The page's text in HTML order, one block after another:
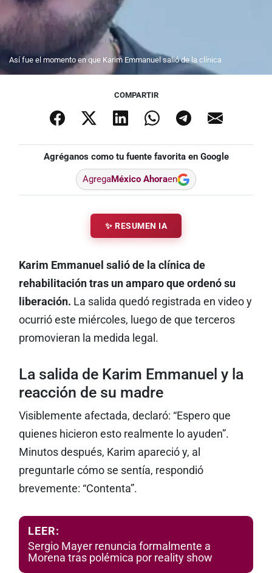
Así fue el momento en que Karim Emmanuel salió de la clínica
COMPARTIR
Agréganos como tu fuente favorita en Google
AgregaMéxico Ahoraen
✨ RESUMEN IA
Karim Emmanuel salió de la clínica de
rehabilitación tras un amparo que ordenó su
liberación. La salida quedó registrada en video y
ocurrió este miércoles, luego de que terceros
promovieran la medida legal.
La salida de Karim Emmanuel y la
reacción de su madre
Visiblemente afectada, declaró: “Espero que
quienes hicieron esto realmente lo ayuden”.
Minutos después, Karim apareció y, al
preguntarle cómo se sentía, respondió
brevemente: “Contenta”.
LEER:
Sergio Mayer renuncia formalmente a
Morena tras polémica por reality show